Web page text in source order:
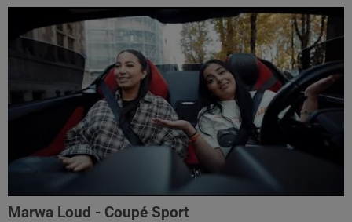
Marwa Loud - Coupé Sport